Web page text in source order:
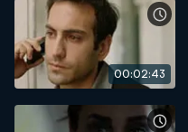
00:02:43